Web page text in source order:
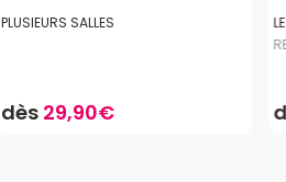
PLUSIEURS SALLES
dès 29,90€